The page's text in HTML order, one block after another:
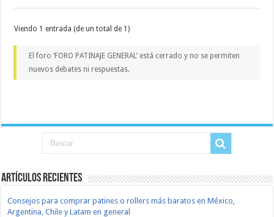
Viendo 1 entrada (de un total de 1)
El foro ‘FORO PATINAJE GENERAL’ está cerrado y no se permiten
nuevos debates ni respuestas.
Artículos recientes
Consejos para comprar patines o rollers más baratos en México,
Argentina, Chile y Latam en general